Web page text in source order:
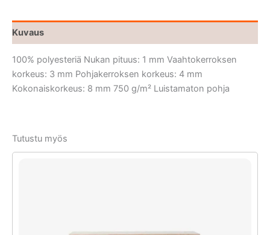
Kuvaus
100% polyesteriä Nukan pituus: 1 mm Vaahtokerroksen
korkeus: 3 mm Pohjakerroksen korkeus: 4 mm
Kokonaiskorkeus: 8 mm 750 g/m² Luistamaton pohja
Tutustu myös